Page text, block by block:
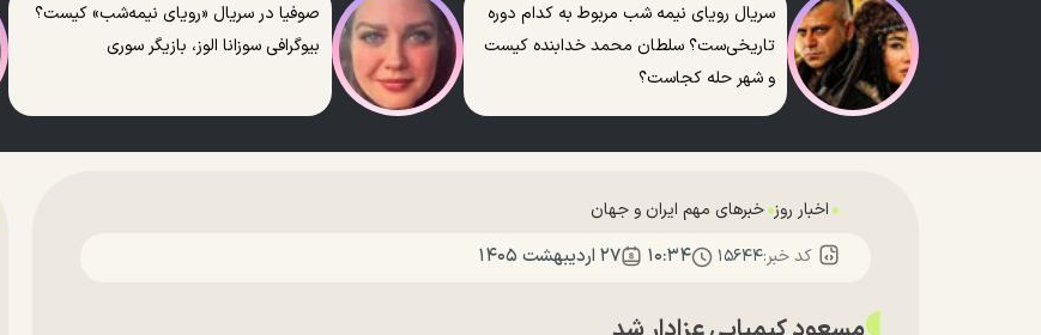
سریال رویای نیمه شب مربوط به کدام دوره
تاریخی‌ست؟ سلطان محمد خدابنده کیست
و شهر حله کجاست؟
صوفیا در سریال «رویای نیمه‌شب» کیست؟
بیوگرافی سوزانا الوز، بازیگر سوری
اخبار روز خبرهای مهم ایران و جهان
کد خبر:۱۵۶۴۴ ۱۰:۳۴ ۲۷ ارديبهشت ۱۴۰۵